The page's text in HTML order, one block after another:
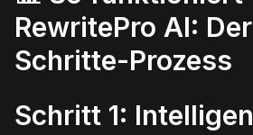
RewritePro AI:
Schritte-Prozess
Schritt 1: